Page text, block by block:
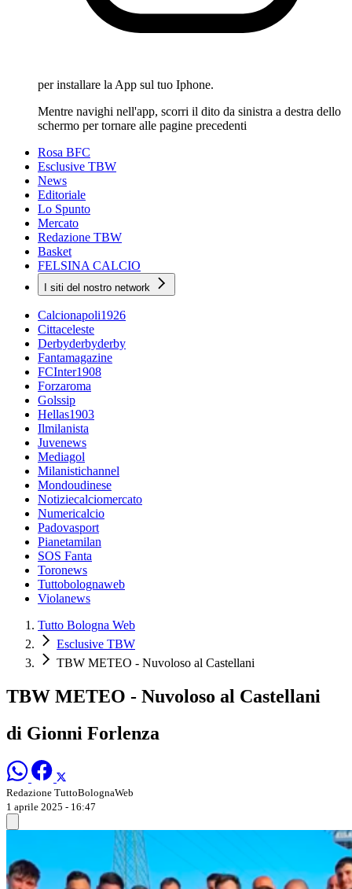
per installare la App sul tuo Iphone.
Mentre navighi nell'app, scorri il dito da sinistra a destra dello
schermo per tornare alle pagine precedenti
Rosa BFC
Esclusive TBW
News
Editoriale
Lo Spunto
Mercato
Redazione TBW
Basket
FELSINA CALCIO
I siti del nostro network
Calcionapoli1926
Cittaceleste
Derbyderbyderby
Fantamagazine
FCInter1908
Forzaroma
Golssip
Hellas1903
Ilmilanista
Juvenews
Mediagol
Milanistichannel
Mondoudinese
Notiziecalciomercato
Numericalcio
Padovasport
Pianetamilan
SOS Fanta
Toronews
Tuttobolognaweb
Violanews
Tutto Bologna Web
Esclusive TBW
TBW METEO - Nuvoloso al Castellani
TBW METEO - Nuvoloso al Castellani
di Gionni Forlenza
Redazione TuttoBolognaWeb
1 aprile 2025 - 16:47